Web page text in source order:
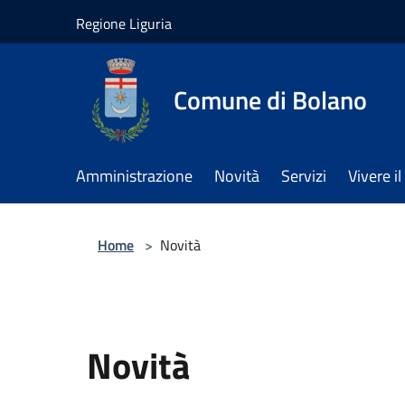
Regione Liguria
Comune di Bolano
Amministrazione Novità Servizi Vivere
Home > Novità
Novità